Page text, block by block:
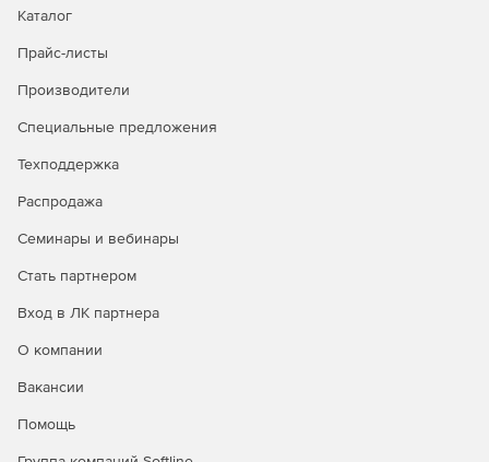
Каталог
Прайс-листы
Производители
Специальные предложения
Техподдержка
Распродажа
Семинары и вебинары
Стать партнером
Вход в ЛК партнера
О компании
Вакансии
Помощь